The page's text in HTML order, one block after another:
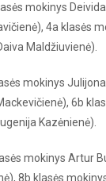
mokinys
4a klasės
Maldžiuvienė).
mokinys
6b
Kazėnienė).
mokinys Artur
8b klasės